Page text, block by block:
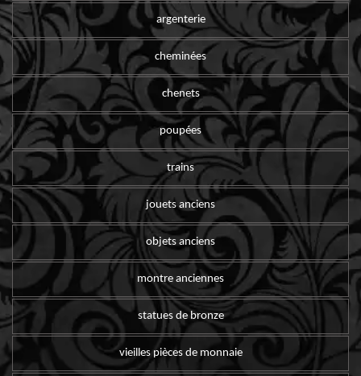
argenterie
cheminées
chenets
poupées
trains
jouets anciens
objets anciens
montre anciennes
statues de bronze
vieilles pièces de monnaie